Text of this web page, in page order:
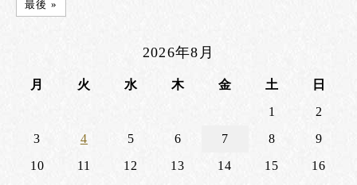
最後 »
2026年8月
月 火 水 木 金 土
日
1
2
3
4 5 6 7 8
9
10
11 12 13 14 15
16